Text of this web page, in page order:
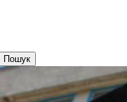
Пошук